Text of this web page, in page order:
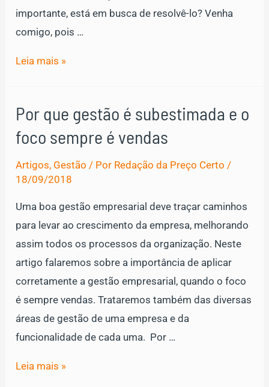
importante, está em busca de resolvê-lo? Venha
comigo, pois …
4
deixar
de
e
VER
a
cor
do
dinheiro
Leia mais »
Por que gestão é subestimada e o
foco sempre é vendas
Artigos, Gestão / Por Redação da Preço Certo /
18/09/2018
Uma boa gestão empresarial deve traçar caminhos
para levar ao crescimento da empresa, melhorando
assim todos os processos da organização. Neste
artigo falaremos sobre a importância de aplicar
corretamente a gestão empresarial, quando o foco
é sempre vendas. Trataremos também das diversas
áreas de gestão de uma empresa e da
funcionalidade de cada uma. Por …
Por
Leia mais »